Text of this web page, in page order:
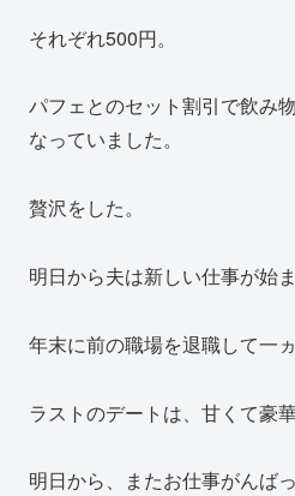
それぞれ500円。
パフェとのセット割引で飲み
なっていました。
贅沢をした。
明日から夫は新しい仕事が始ま
年末に前の職場を退職して一
ラストのデートは、甘くて豪
明日から、またお仕事がんばっ